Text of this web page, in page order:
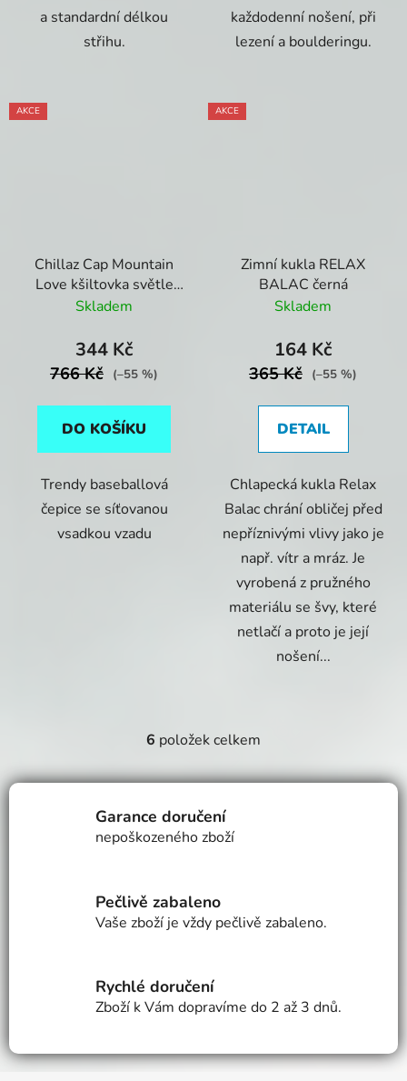
a standardní délkou
střihu.
každodenní nošení, při
lezení a boulderingu.
AKCE
Chillaz Cap Mountain
Love kšiltovka světle
modrá
Skladem
344 Kč
766 Kč (–55 %)
DO KOŠÍKU
Trendy baseballová
čepice se síťovanou
vsadkou vzadu
AKCE
Zimní kukla RELAX
BALAC černá
Skladem
164 Kč
365 Kč (–55 %)
DETAIL
Chlapecká kukla Relax
Balac chrání obličej před
nepříznivými vlivy jako je
např. vítr a mráz. Je
vyrobená z pružného
materiálu se švy, které
netlačí a proto je její
nošení...
O
v
l
á
d
a
p
r
y
v
p
i
6 položek celkem
Garance doručení
nepoškozeného zboží
Pečlivě zabaleno
Vaše zboží je vždy pečlivě zabaleno.
Rychlé doručení
Zboží k Vám dopravíme do 2 až 3 dnů.